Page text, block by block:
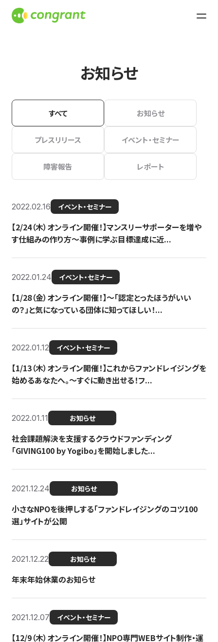
お知らせ
すべて お知らせ
プレスリリース イベント・セミナー
障害報告 レポート
2022.02.16 イベント・セミナー
【2/24（木）オンライン開催！】マンスリーサポーターを増や
す仕組みの作り方〜事例に学ぶ目標達成に近...
2022.01.24 イベント・セミナー
【1/28（金）オンライン開催！】〜「認定とったほうがいい
の？」と気になっている団体に知ってほしい！...
2022.01.12 イベント・セミナー
【1/13（木）オンライン開催！】これからファンドレイジングを
始めるあなたへ。〜すぐに動き出せる！フ...
2022.01.11 お知らせ
社会課題解決を支援するクラウドファンディング
「GIVING100 by Yogibo」を開始しました...
2021.12.24 お知らせ
小さなNPOを後押しする「ファンドレイジングのコツ100
選」サイトが公開
2021.12.22 お知らせ
年末年始休業のお知らせ
2021.12.07 イベント・セミナー
【12/9（木）オンライン開催！】NPO専門WEBサイト制作・運